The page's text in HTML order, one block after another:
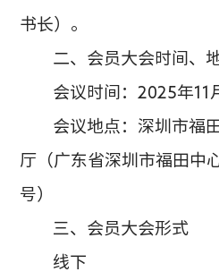
书长）。
二、会员大会时间、
会议时间： 2025年11
会议地点：深圳市福
厅（广东省深圳市福田中
号）
三、会员大会形式
线下